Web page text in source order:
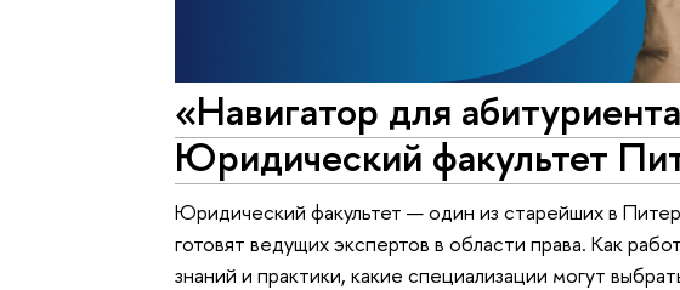
«Навигатор для
Юридический факультет
Юридический факультет — один из старейших в
готовят ведущих экспертов в области права. Как
знаний и практики, какие специализации могут